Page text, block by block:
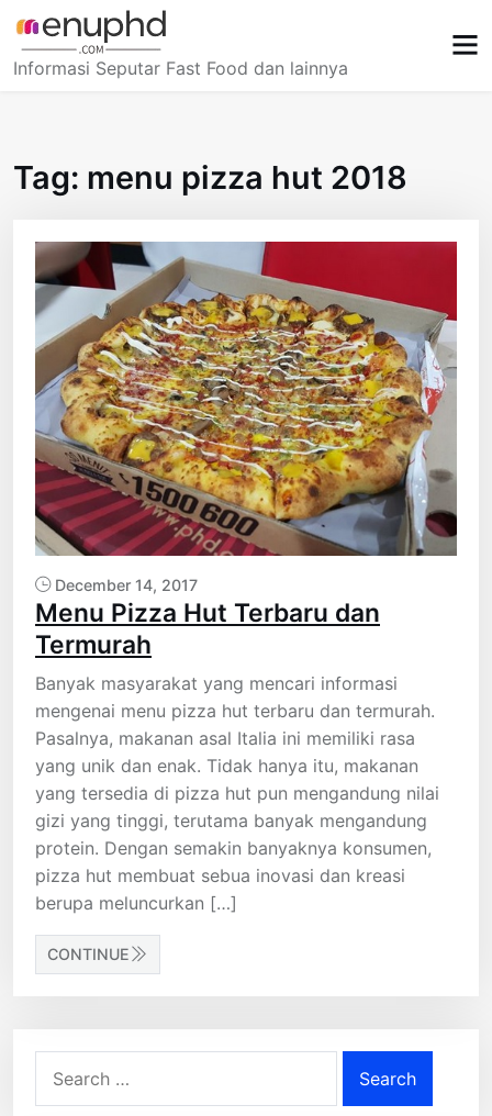
content
Informasi Seputar Fast Food dan lainnya
Tag: menu pizza hut 2018
December 14, 2017
Menu Pizza Hut Terbaru dan
Termurah
Banyak masyarakat yang mencari informasi
mengenai menu pizza hut terbaru dan termurah.
Pasalnya, makanan asal Italia ini memiliki rasa
yang unik dan enak. Tidak hanya itu, makanan
yang tersedia di pizza hut pun mengandung nilai
gizi yang tinggi, terutama banyak mengandung
protein. Dengan semakin banyaknya konsumen,
pizza hut membuat sebua inovasi dan kreasi
berupa meluncurkan […]
CONTINUE
for: